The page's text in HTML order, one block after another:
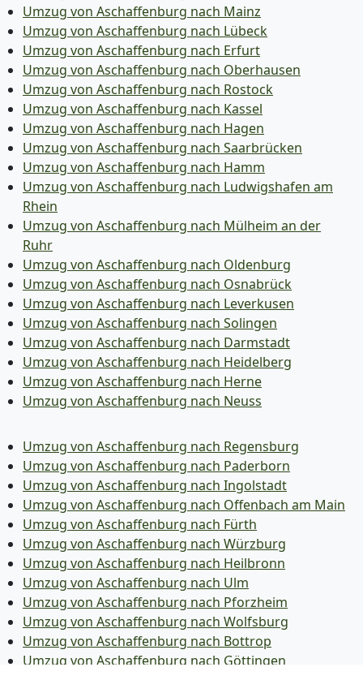
Umzug von Aschaffenburg nach Mainz
Umzug von Aschaffenburg nach Lübeck
Umzug von Aschaffenburg nach Erfurt
Umzug von Aschaffenburg nach Oberhausen
Umzug von Aschaffenburg nach Rostock
Umzug von Aschaffenburg nach Kassel
Umzug von Aschaffenburg nach Hagen
Umzug von Aschaffenburg nach Saarbrücken
Umzug von Aschaffenburg nach Hamm
Umzug von Aschaffenburg nach Ludwigshafen am
Rhein
Umzug von Aschaffenburg nach Mülheim an der
Ruhr
Umzug von Aschaffenburg nach Oldenburg
Umzug von Aschaffenburg nach Osnabrück
Umzug von Aschaffenburg nach Leverkusen
Umzug von Aschaffenburg nach Solingen
Umzug von Aschaffenburg nach Darmstadt
Umzug von Aschaffenburg nach Heidelberg
Umzug von Aschaffenburg nach Herne
Umzug von Aschaffenburg nach Neuss
Umzug von Aschaffenburg nach Regensburg
Umzug von Aschaffenburg nach Paderborn
Umzug von Aschaffenburg nach Ingolstadt
Umzug von Aschaffenburg nach Offenbach am Main
Umzug von Aschaffenburg nach Fürth
Umzug von Aschaffenburg nach Würzburg
Umzug von Aschaffenburg nach Heilbronn
Umzug von Aschaffenburg nach Ulm
Umzug von Aschaffenburg nach Pforzheim
Umzug von Aschaffenburg nach Wolfsburg
Umzug von Aschaffenburg nach Bottrop
Umzug von Aschaffenburg nach Göttingen